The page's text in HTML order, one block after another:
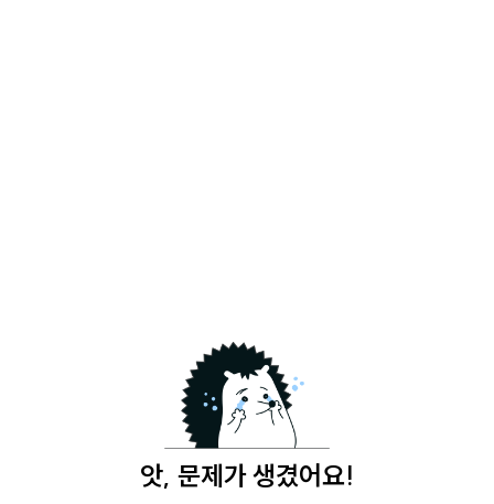
앗, 문제가 생겼어요!